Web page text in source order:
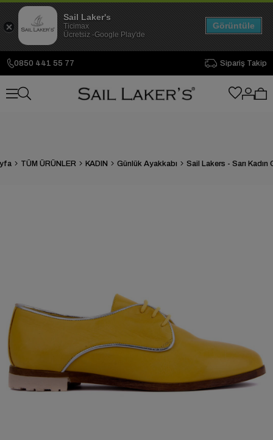
0850 441 55 77 Sipariş Takip
TÜM ÜRÜNLER KADIN Günlük Ayakkabı
Sail Laker's
Ticimax
Ücretsiz -Google Play'de
Görüntüle